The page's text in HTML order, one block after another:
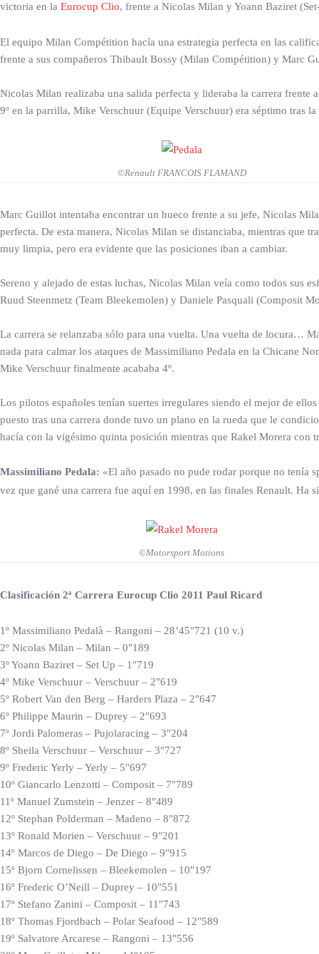
victoria en la Eurocup Clio, frente a Nicolas Milan y Yoann Baziret
El equipo Milan Compétition hacía una estrategia perfecta en las
frente a sus compañeros Thibault Bossy (Milan Compétition) y Marc
Nicolas Milan realizaba una salida perfecta y lideraba la carrera
9º en la parrilla, Mike Verschuur (Equipe Verschuur) era séptimo tras
©Renault FRANCOIS FLAMAND
Marc Guillot intentaba encontrar un hueco frente a su jefe, Nicolas
perfecta. De esta manera, Nicolas Milan se distanciaba, mientras que
muy limpia, pero era evidente que las posiciones iban a cambiar.
Sereno y alejado de estas luchas, Nicolas Milan veía como todos sus
Ruud Steenmetz (Team Bleekemolen) y Daniele Pasquali (Composit
La carrera se relanzaba sólo para una vuelta. Una vuelta de locura…
nada para calmar los ataques de Massimiliano Pedala en la Chicane
Mike Verschuur finalmente acababa 4º.
Los pilotos españoles tenían suertes irregulares siendo el mejor de
puesto tras una carrera donde tuvo un plano en la rueda que le
hacía con la vigésimo quinta posición mientras que Rakel Morera con
Massimiliano Pedala: «El año pasado no pude rodar porque no tenía
vez que gané una carrera fue aquí en 1998, en las finales Renault. Ha
©Motorsport Motions
Clasificación 2ª Carrera Eurocup Clio 2011 Paul Ricard
1º Massimiliano Pedalà – Rangoni – 28’45″721 (10 v.)
2º Nicolas Milan – Milan – 0″189
3º Yoann Baziret – Set Up – 1″719
4º Mike Verschuur – Verschuur – 2″619
5º Robert Van den Berg – Harders Plaza – 2″647
6º Philippe Maurin – Duprey – 2″693
7º Jordi Palomeras – Pujolaracing – 3″204
8º Sheila Verschuur – Verschuur – 3″727
9º Frederic Yerly – Yerly – 5″697
10º Giancarlo Lenzotti – Composit – 7″789
11º Manuel Zumstein – Jenzer – 8″489
12º Stephan Polderman – Madeno – 8″872
13º Ronald Morien – Verschuur – 9″201
14º Marcos de Diego – De Diego – 9″915
15º Bjorn Cornelissen – Bleekemolen – 10″197
16º Frederic O’Neill – Duprey – 10″551
17º Stefano Zanini – Composit – 11″743
18º Thomas Fjordbach – Polar Seafood – 12″589
19º Salvatore Arcarese – Rangoni – 13″556